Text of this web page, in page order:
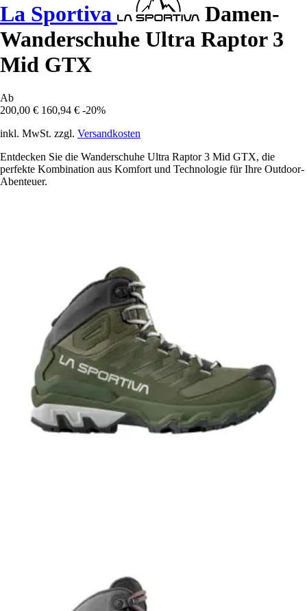
La Sportiva
Damen-
Wanderschuhe Ultra Raptor 3
Mid GTX
Ab
200,00 € 160,94 € -20%
inkl. MwSt. zzgl. Versandkosten
Entdecken Sie die Wanderschuhe Ultra Raptor 3 Mid GTX, die
perfekte Kombination aus Komfort und Technologie für Ihre Outdoor-
Abenteuer.